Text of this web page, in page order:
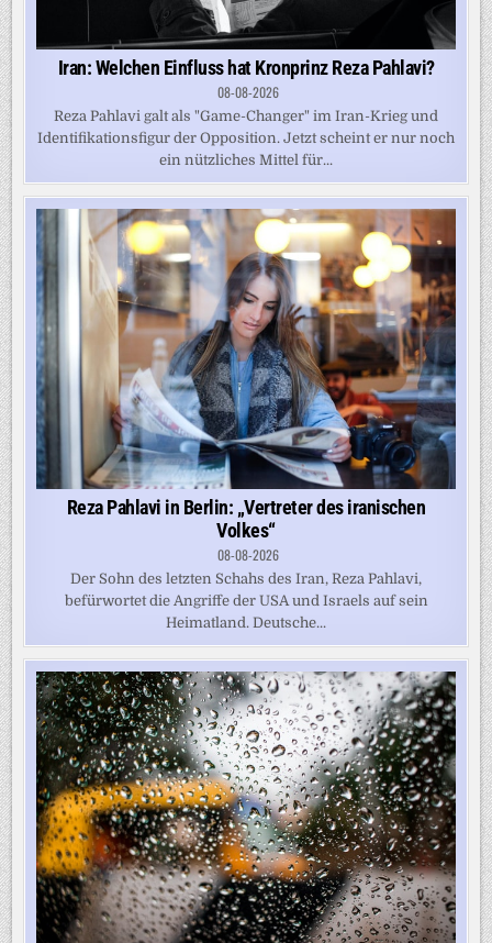
Iran: Welchen Einfluss hat Kronprinz Reza Pahlavi?
08-08-2026
Reza Pahlavi galt als "Game-Changer" im Iran-Krieg und
Identifikationsfigur der Opposition. Jetzt scheint er nur noch
ein nützliches Mittel für...
Reza Pahlavi in Berlin: „Vertreter des iranischen
Volkes“
08-08-2026
Der Sohn des letzten Schahs des Iran, Reza Pahlavi,
befürwortet die Angriffe der USA und Israels auf sein
Heimatland. Deutsche...